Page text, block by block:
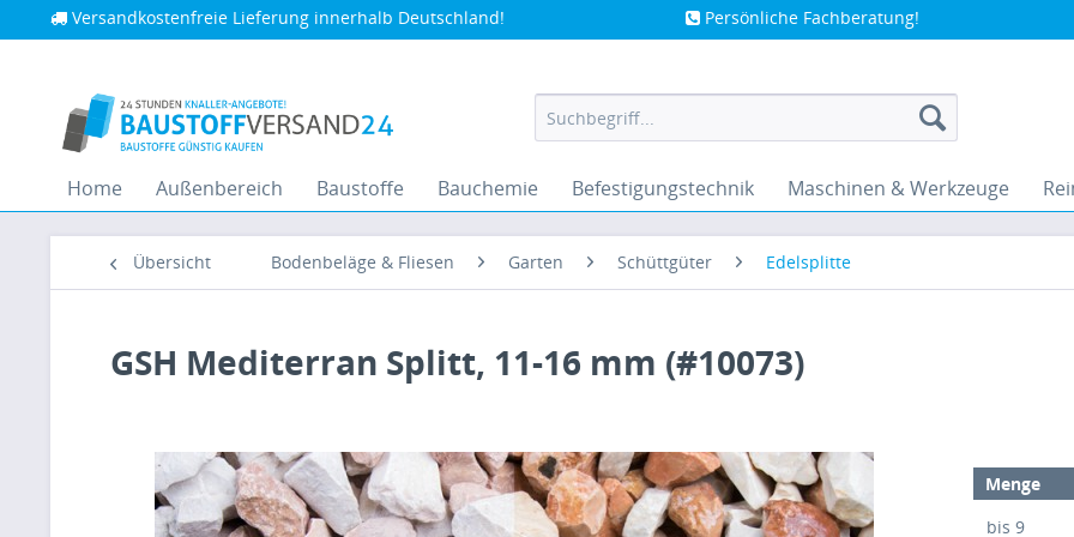
Versandkostenfreie Lieferung innerhalb Deutschland! Persönliche Fachberatung!
Home Außenbereich Baustoffe Bauchemie Befestigungstechnik Maschinen & Werkzeuge
Übersicht Bodenbeläge & Fliesen Garten Schüttgüter Edelsplitte
GSH Mediterran Splitt, 11-16 mm (#10073)
Menge
bis9